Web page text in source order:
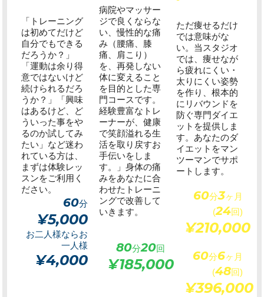
「トレーニング
は初めてだけど
自分でもできる
だろうか？」
「運動は余り得
意ではないけど
続けられるだろ
うか？」「興味
はあるけど、ど
ういった事をや
るのか試してみ
たい」など迷わ
れている方は、
まずは体験レッ
スンをご利用く
ださい。
60分
¥5,000
お二人様ならお
一人様
¥4,000
病院やマッサー
ジで良くならな
い、慢性的な痛
み（腰痛、膝
痛、肩こり）
を、再発しない
体に変えること
を目的とした専
門コースです。
経験豊富なトレ
ーナーが、健康
で笑顔溢れる生
活を取り戻すお
手伝いをしま
す。」身体の痛
みをあなたに合
わせたトレーニ
ングで改善して
いきます。
80分20回
¥185,000
ただ痩せるだけ
では意味がな
い。当スタジオ
では、痩せなが
ら疲れにくい・
太りにくい姿勢
を作り、根本的
にリバウンドを
防ぐ専門ダイエ
ットを提供しま
す。あなたのダ
イエットをマン
ツーマンでサポ
ートします。
60分3ヶ月
(24回)
¥210,000
60分6ヶ月
(48回)
¥396,000